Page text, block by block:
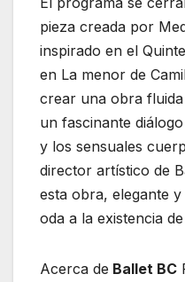
pieza creada por
inspirado en el
en La menor de
crear una obra
un fascinante
y los sensuales
director artístico de
esta obra, elegante
oda a la existencia
Acerca de Ballet BC